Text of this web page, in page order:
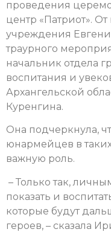
проведения
центр «Патриот».
учреждения
траурного
начальник отдела
воспитания и
Архангельской
Куренгина.
Она подчеркнула,
юнармейцев в
важную роль.
– Только так,
показать и
которые будут
героев, – сказала